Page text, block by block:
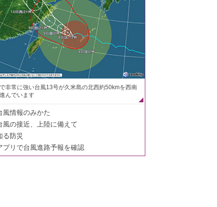
非常に強い台風13号が久米島の北西約50kmを西南
んでいます
風情報のみかた
風の接近、上陸に備えて
る防災
プリで台風進路予報を確認